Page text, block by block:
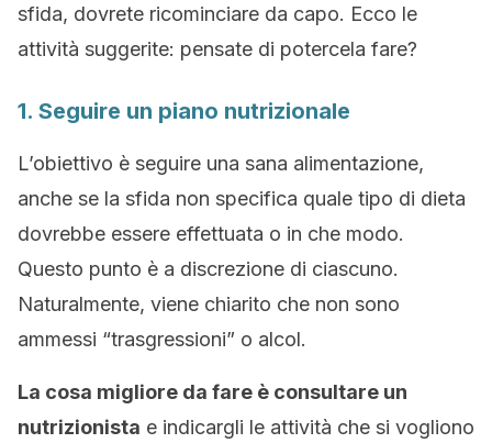
sfida, dovrete ricominciare da capo. Ecco le
attività suggerite: pensate di potercela fare?
1. Seguire un piano nutrizionale
L’obiettivo è seguire una sana alimentazione,
anche se la sfida non specifica quale tipo di dieta
dovrebbe essere effettuata o in che modo.
Questo punto è a discrezione di ciascuno.
Naturalmente, viene chiarito che non sono
ammessi “trasgressioni” o alcol.
La cosa migliore da fare è consultare un
nutrizionista e indicargli le attività che si vogliono